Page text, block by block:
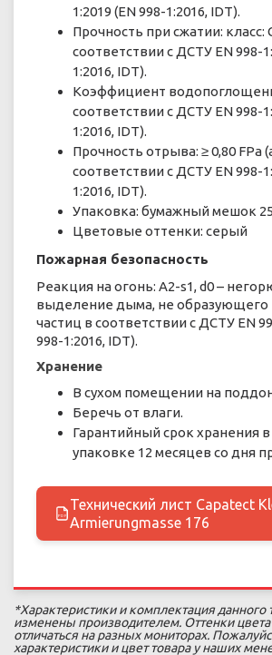
1:2019 (EN 998-1:2016, IDT).
Прочность при сжатии: класс:
соответствии с ДСТУ EN 998-
1:2016, IDT).
Коэффициент
соответствии с ДСТУ EN 998-
1:2016, IDT).
Прочность отрыва: ≥ 0,80 FPa
соответствии с ДСТУ EN 998-
1:2016, IDT).
Упаковка: бумажный мешок
Цветовые оттенки: серый
Пожарная безопасность
Реакция на огонь: A2-s1, d0 –
выделение дыма, не образующего
частиц в соответствии с ДСТУ EN
998-1:2016, IDT).
Хранение
В сухом помещении на
Беречь от влаги.
Гарантийный срок хранения
упаковке 12 месяцев со дня
PDF
Технический лист Capatect
Armierungmasse 176
*Характеристики и комплектация данного
изменены производителем. Оттенки цвета
отличаться на разных мониторах.
характеристики и цвет товара у наших